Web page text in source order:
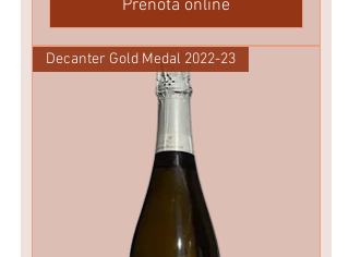
Prenota online
Decanter Gold Medal 2022-23